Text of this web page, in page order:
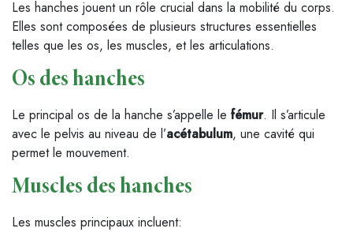
Les hanches jouent un rôle crucial dans la mobilité du corps.
Elles sont composées de plusieurs structures essentielles
telles que les os, les muscles, et les articulations.
Os des hanches
Le principal os de la hanche s’appelle le fémur. Il s’articule
avec le pelvis au niveau de l’acétabulum, une cavité qui
permet le mouvement.
Muscles des hanches
Les muscles principaux incluent: